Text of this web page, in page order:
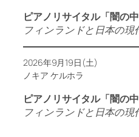
ピアノリサイタル「闇の
フィンランドと日本の現
2026年9月19日(土)
ノキア ケルホラ
ピアノリサイタル「闇の
フィンランドと日本の現